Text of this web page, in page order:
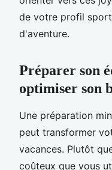
de votre profil
d'aventure.
Préparer son
optimiser son
Une préparation
peut transformer
vacances. Plutôt
coûteux que vous